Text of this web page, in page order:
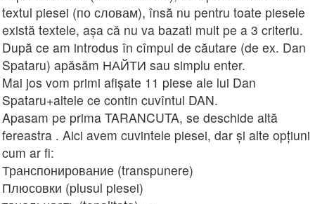
textul piesei (по словам), însă nu pentru toate piesele
există textele, așa că nu va bazati mult pe a 3 criteriu.
După ce am introdus în cîmpul de căutare (de ex. Dan
Spataru) apăsăm НАЙТИ sau simplu enter.
Mai jos vom primi afișate 11 piese ale lui Dan
Spataru+altele ce contin cuvîntul DAN.
Apasam pe prima TARANCUTA, se deschide altă
fereastra . Aici avem cuvintele piesei, dar și alte opțiuni
cum ar fi:
Транспонирование (transpunere)
Плюсовки (plusul piesei)